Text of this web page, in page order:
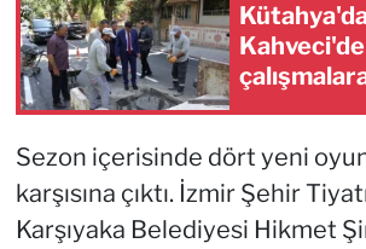
Sezon içerisinde dört yeni
karşısına çıktı. İzmir Şehir
Karşıyaka Belediyesi Hikmet